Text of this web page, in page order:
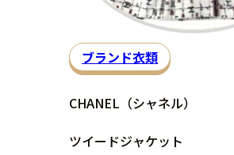
ブランド衣類
CHANEL（シャネル）
ツイードジャケット